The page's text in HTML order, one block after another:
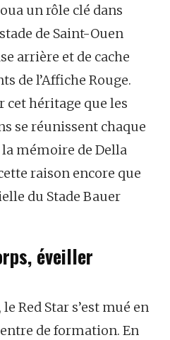
un rôle clé dans
de Saint-Ouen
arrière et de cache
de l’Affiche Rouge.
cet héritage que les
se réunissent chaque
mémoire de Della
raison encore que
du Stade Bauer
éveiller
Red Star s’est mué en
de formation. En